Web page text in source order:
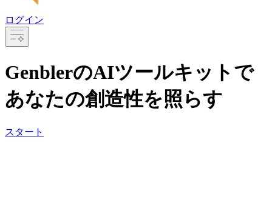
ログイン
GenblerのAIツールキットで
あなたの創造性を照らす
スタート